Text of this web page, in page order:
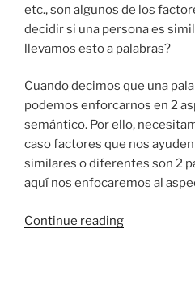
etc., son algunos de los
decidir si una persona es
llevamos esto a palabras?
Cuando decimos que una
podemos enforcarnos en 2
semántico. Por ello,
caso factores que nos
similares o diferentes son 2
aquí nos enfocaremos al
Continue reading“Concepto